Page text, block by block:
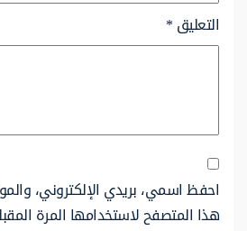
التعليق*
احفظ اسمي، بريدي الإلكتروني،
هذا المتصفح لاستخدامها المرة